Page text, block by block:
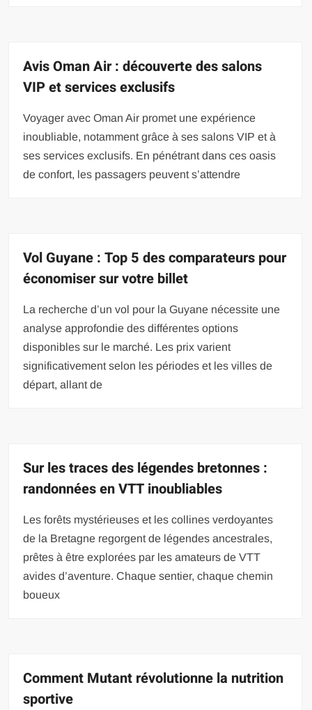
Avis Oman Air : découverte des salons
VIP et services exclusifs
Voyager avec Oman Air promet une expérience
inoubliable, notamment grâce à ses salons VIP et à
ses services exclusifs. En pénétrant dans ces oasis
de confort, les passagers peuvent s’attendre
Vol Guyane : Top 5 des comparateurs pour
économiser sur votre billet
La recherche d’un vol pour la Guyane nécessite une
analyse approfondie des différentes options
disponibles sur le marché. Les prix varient
significativement selon les périodes et les villes de
départ, allant de
Sur les traces des légendes bretonnes :
randonnées en VTT inoubliables
Les forêts mystérieuses et les collines verdoyantes
de la Bretagne regorgent de légendes ancestrales,
prêtes à être explorées par les amateurs de VTT
avides d’aventure. Chaque sentier, chaque chemin
boueux
Comment Mutant révolutionne la nutrition
sportive